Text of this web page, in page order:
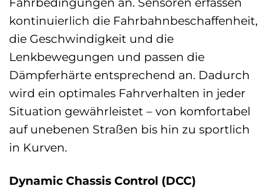
kontinuierlich die Fahrbahnbeschaffenheit,
die Geschwindigkeit und die
Lenkbewegungen und passen die
Dämpferhärte entsprechend an. Dadurch
wird ein optimales Fahrverhalten in jeder
Situation gewährleistet – von komfortabel
auf unebenen Straßen bis hin zu sportlich
in Kurven.
Dynamic Chassis Control (DCC)